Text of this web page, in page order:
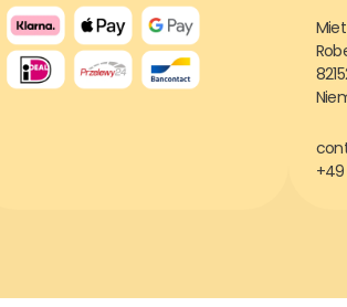
+49